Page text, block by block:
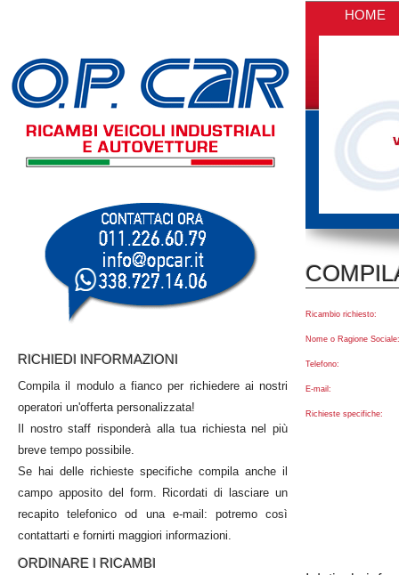
RICHIEDI INFORMAZIONI
Compila il modulo a fianco per richiedere ai nostri
operatori un'offerta personalizzata!
Il nostro staff risponderà alla tua richiesta nel più
breve tempo possibile.
Se hai delle richieste specifiche compila anche il
campo apposito del form. Ricordati di lasciare un
recapito telefonico od una e-mail: potremo così
contattarti e fornirti maggiori informazioni.
ORDINARE I RICAMBI
HOME
Ricambio richiesto:
Nome o Ragione Sociale:
Telefono:
E-mail:
Richieste specifiche: